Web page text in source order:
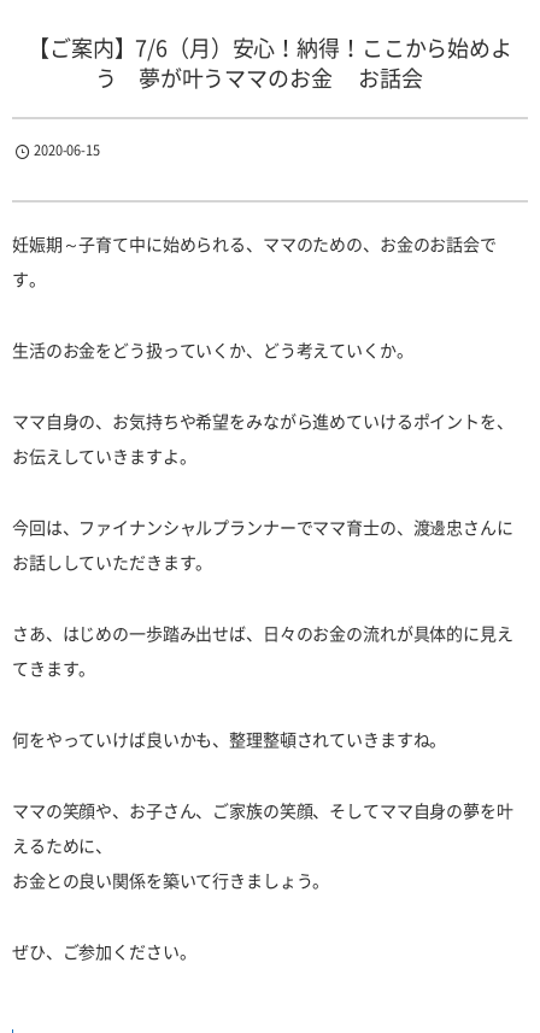
【ご案内】7/6（月）安心！納得！ここから始めよ
う 夢が叶うママのお金 お話会
2020-06-15
妊娠期～子育て中に始められる、ママのための、お金のお話会で
す。
生活のお金をどう扱っていくか、どう考えていくか。
ママ自身の、お気持ちや希望をみながら進めていけるポイントを、
お伝えしていきますよ。
今回は、ファイナンシャルプランナーでママ育士の、渡邊忠さんに
お話ししていただきます。
さあ、はじめの一歩踏み出せば、日々のお金の流れが具体的に見え
てきます。
何をやっていけば良いかも、整理整頓されていきますね。
ママの笑顔や、お子さん、ご家族の笑顔、そしてママ自身の夢を叶
えるために、
お金との良い関係を築いて行きましょう。
ぜひ、ご参加ください。